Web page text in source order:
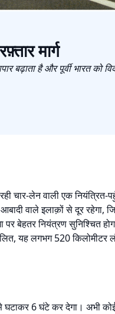
मार्ग
बढ़ाता है और पूर्वी भारत को
चार-लेन वाली एक
वाले इलाक़ों से दूर
बेहतर नियंत्रण सुनिश्चित
यह लगभग 520
6 घंटे कर देगा। अभी कोई